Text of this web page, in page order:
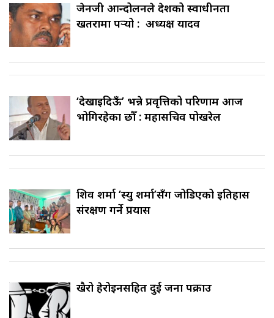
जेनजी आन्दोलनले देशको स्वाधीनता
खतरामा पर्‍यो : अध्यक्ष यादव
‘देखाइदिऊँ’ भन्ने प्रवृत्तिको परिणाम आज
भोगिरहेका छौँ : महासचिव पोखरेल
शिव शर्मा ‘स्यु शर्मा’सँग जोडिएको इतिहास
संरक्षण गर्ने प्रयास
खैरो हेरोइनसहित दुई जना पक्राउ